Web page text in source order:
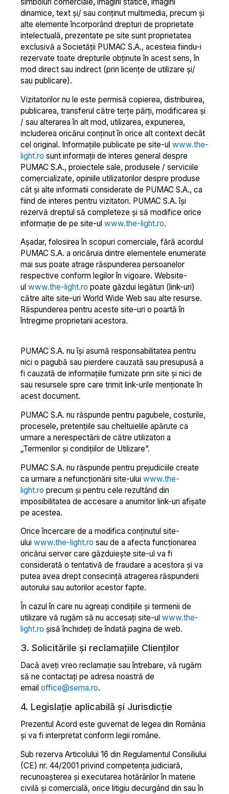
dinamice, text și/ sau conținut multimedia, precum şi
alte elemente încorporând drepturi de proprietate
intelectuală, prezentate pe site sunt proprietatea
exclusivă a Societății PUMAC S.A., acesteia fiindu-i
rezervate toate drepturile obținute în acest sens, în
mod direct sau indirect (prin licențe de utilizare și/
sau publicare).
Vizitatorilor nu le este permisă copierea, distribuirea,
publicarea, transferul către terțe părți, modificarea şi
/ sau alterarea în alt mod, utilizarea, expunerea,
includerea oricărui conținut în orice alt context decât
cel original. Informațiile publicate pe site-ul www.the-
light.ro sunt informații de interes general despre
PUMAC S.A., proiectele sale, produsele / serviciile
comercializate, opiniile utilizatorilor despre produse
cât şi alte informatii considerate de PUMAC S.A., ca
fiind de interes pentru vizitatori. PUMAC S.A. își
rezervă dreptul să completeze şi să modifice orice
informație de pe site-ul www.the-light.ro.
Așadar, folosirea în scopuri comerciale, fără acordul
PUMAC S.A. a oricăruia dintre elementele enumerate
mai sus poate atrage răspunderea persoanelor
respective conform legilor în vigoare. Website-
ul www.the-light.ro poate găzdui legături (link-uri)
către alte site-uri World Wide Web sau alte resurse.
Răspunderea pentru aceste site-uri o poartă în
întregime proprietarii acestora.
PUMAC S.A. nu își asumă responsabilitatea pentru
nici o pagubă sau pierdere cauzată sau presupusă a
fi cauzată de informațiile furnizate prin site şi nici de
sau resursele spre care trimit link-urile menționate în
acest document.
PUMAC S.A. nu răspunde pentru pagubele, costurile,
procesele, pretențiile sau cheltuielile apărute ca
urmare a nerespectării de către utilizatori a
„Termenilor şi condițiilor de Utilizare”.
PUMAC S.A. nu răspunde pentru prejudiciile create
ca urmare a nefuncționării site-ului www.the-
light.ro precum şi pentru cele rezultând din
imposibilitatea de accesare a anumitor link-uri afișate
pe acestea.
Orice încercare de a modifica conținutul site-
ului www.the-light.ro sau de a afecta funcționarea
oricărui server care găzduiește site-ul va fi
considerată o tentativă de fraudare a acestora şi va
putea avea drept consecință atragerea răspunderii
autorului sau autorilor acestor fapte.
În cazul în care nu agreați condițiile şi termenii de
utilizare vă rugăm să nu accesați site-ul www.the-
light.ro şisă închideți de îndată pagina de web.
3. Solicitările și reclamațiile Clienților
Dacă aveți vreo reclamație sau întrebare, vă rugăm
să ne contactați pe adresa noastră de
email office@sema.ro.
4. Legislație aplicabilă și Jurisdicție
Prezentul Acord este guvernat de legea din România
și va fi interpretat conform legii române.
Sub rezerva Articolului 16 din Regulamentul Consiliului
(CE) nr. 44/2001 privind competența judiciară,
recunoașterea și executarea hotărârilor în materie
civilă și comercială, orice litigiu decurgând din sau în